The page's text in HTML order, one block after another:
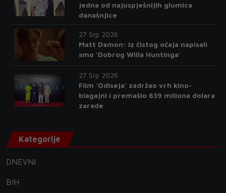
jedna od najuspješnijih glumica
današnjice
27 Srp 2026
Matt Damon: Iz čistog očaja napisali
smo 'Dobrog Willa Huntinga'
27 Srp 2026
Film 'Odiseja' zadržao vrh kino-
blagajni i premašio 639 miliona dolara
zarade
Kategorije
DNEVNI
BIH